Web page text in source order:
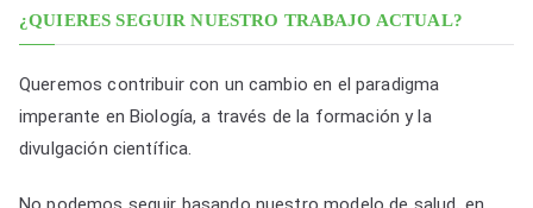
a
c
i
o
n
¿QUIERES SEGUIR NUESTRO TRABAJO ACTUAL?
Queremos contribuir con un cambio en el paradigma
imperante en Biología, a través de la formación y la
divulgación científica.